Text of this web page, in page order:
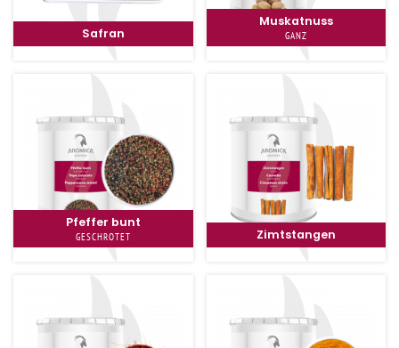
Safran
Muskatnuss
GANZ
Pfeffer bunt
GESCHROTET Zimtstangen